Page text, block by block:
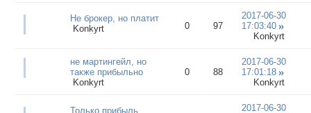
Не брокер, но платит
Konkyrt
0 97
2017-06-30
17:03:40
Konkyrt
не мартингейл, но
также прибыльно
Konkyrt
0 88
2017-06-30
17:01:18
Konkyrt
Только прибыль
2017-06-30